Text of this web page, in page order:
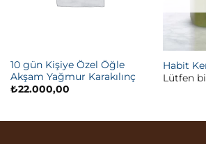
10 gün Kişiye Özel Öğle
Akşam Yağmur Karakılınç
₺22.000,00
Habit
Lütfen